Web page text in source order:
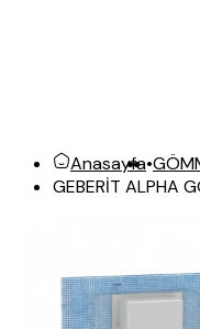
Anasayfa•
GEBERİT ALPHA